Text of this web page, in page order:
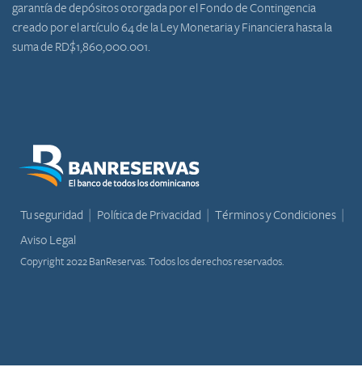
garantía de depósitos otorgada por el Fondo de Contingencia
creado por el artículo 64 de la Ley Monetaria y Financiera hasta la
suma de RD$1,860,000.001.
Tu seguridad Política de Privacidad
Términos y Condiciones
Aviso Legal
Copyright 2022 BanReservas. Todos los derechos reservados.